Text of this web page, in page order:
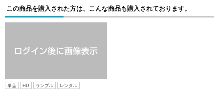
この商品を購入された方は、こんな商品も購入されております。
単品 HD サンプル
レンタル